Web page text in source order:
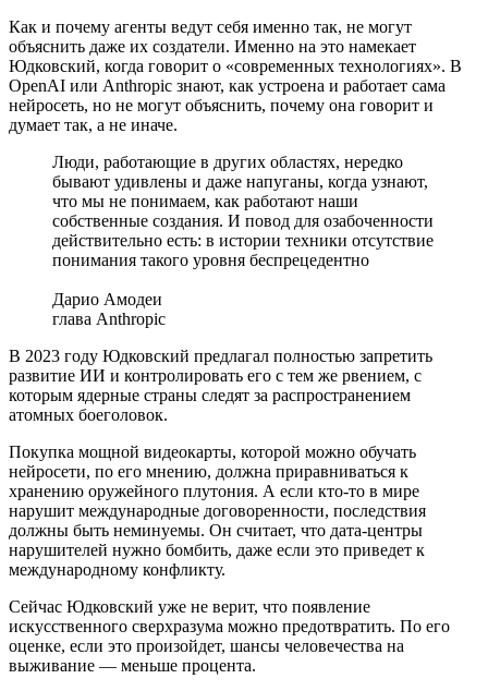
Как и почему агенты ведут себя именно так, не могут
объяснить даже их создатели. Именно на это намекает
Юдковский, когда говорит о «современных технологиях». В
OpenAI или Anthropic знают, как устроена и работает сама
нейросеть, но не могут объяснить, почему она говорит и
думает так, а не иначе.
Люди, работающие в других областях, нередко
бывают удивлены и даже напуганы, когда узнают,
что мы не понимаем, как работают наши
собственные создания. И повод для озабоченности
действительно есть: в истории техники отсутствие
понимания такого уровня беспрецедентно
Дарио Амодеи
глава Anthropic
В 2023 году Юдковский предлагал полностью запретить
развитие ИИ и контролировать его с тем же рвением, с
которым ядерные страны следят за распространением
атомных боеголовок.
Покупка мощной видеокарты, которой можно обучать
нейросети, по его мнению, должна приравниваться к
хранению оружейного плутония. А если кто-то в мире
нарушит международные договоренности, последствия
должны быть неминуемы. Он считает, что дата-центры
нарушителей нужно бомбить, даже если это приведет к
международному конфликту.
Сейчас Юдковский уже не верит, что появление
искусственного сверхразума можно предотвратить. По его
оценке, если это произойдет, шансы человечества на
выживание — меньше процента.